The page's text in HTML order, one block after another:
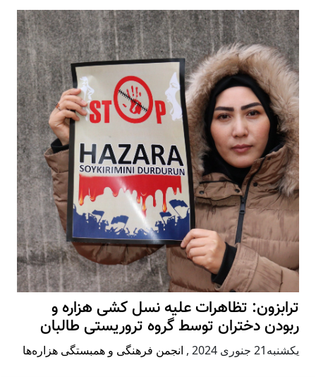
ترابزون: تظاهرات علیه نسل کشی هزاره و
ربودن دختران توسط گروه تروریستی طالبان
يكشنبه21 جنوری 2024 , انجمن فرهنگی و همبستگی هزاره‌ها